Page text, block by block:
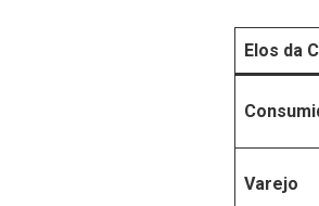
Elos da
Varejo